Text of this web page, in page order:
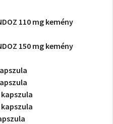
110 mg kemény
150 mg kemény
kapszula
kapszula